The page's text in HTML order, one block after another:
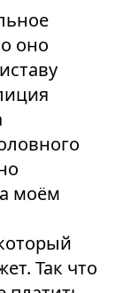
оно
моём
Так что